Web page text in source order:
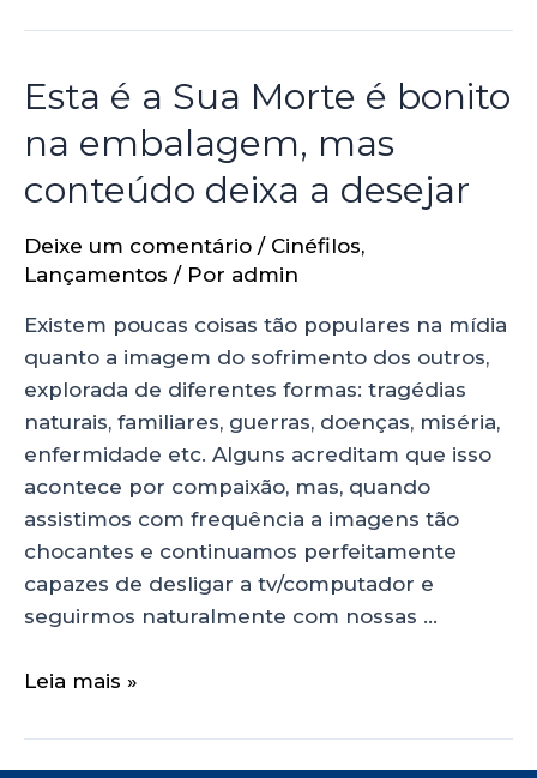
Esta é a Sua Morte é bonito
na embalagem, mas
conteúdo deixa a desejar
Deixe um comentário / Cinéfilos,
Lançamentos / Por admin
Existem poucas coisas tão populares na mídia
quanto a imagem do sofrimento dos outros,
explorada de diferentes formas: tragédias
naturais, familiares, guerras, doenças, miséria,
enfermidade etc. Alguns acreditam que isso
acontece por compaixão, mas, quando
assistimos com frequência a imagens tão
chocantes e continuamos perfeitamente
capazes de desligar a tv/computador e
seguirmos naturalmente com nossas …
Leia mais »